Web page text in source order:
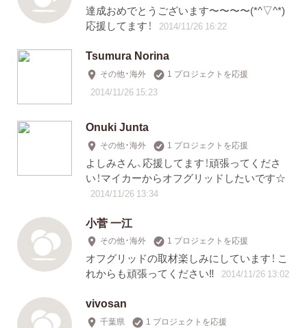
達成おめでとうございます〜〜〜〜(*^▽^*)
応援してます！
2014/11/26 16:22
Tsumura Norina
その他・海外 1 プロジェクトを応援
2014/11/26 15:23
Onuki Junta
その他・海外 1 プロジェクトを応援
よしみさん、応援してます！頑張ってくださ
い！マイカーからオフグリッドしたいです☆
2014/11/26 13:34
小菅 一江
その他・海外 1 プロジェクトを応援
オフグリッドの取材楽しみにしています！ こ
れからも頑張ってください‼︎
2014/11/26 13:02
vivosan
千葉県 1 プロジェクトを応援